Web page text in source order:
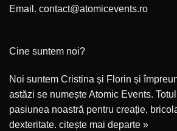
Email. contact@atomicevents.ro
Cine suntem noi?
Noi suntem Cristina și Florin și
astăzi se numește Atomic Events.
pasiunea noastră pentru creație,
dexteritate. citește mai departe »